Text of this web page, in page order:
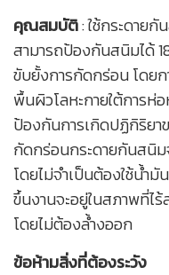
คุณสมบัติ: ใช้กระดาย
สามารถป้องกันสนิมได้
ขับยั้งการกัดกร่อน โดย
พื้นผิวโลหะกายใต้การห่
ป้องกันการเกิดปฏิกิริยา
กัดกร่อนกระดายกันสนิ
โดยไม่จำเป็นต้องใช้น้
ขึ้นงานจะอยู่ในสภาพที่ไ
โดยไม่ต้องล้ำงออก
ข้อห้ามสิ่งที่ต้องระวัง